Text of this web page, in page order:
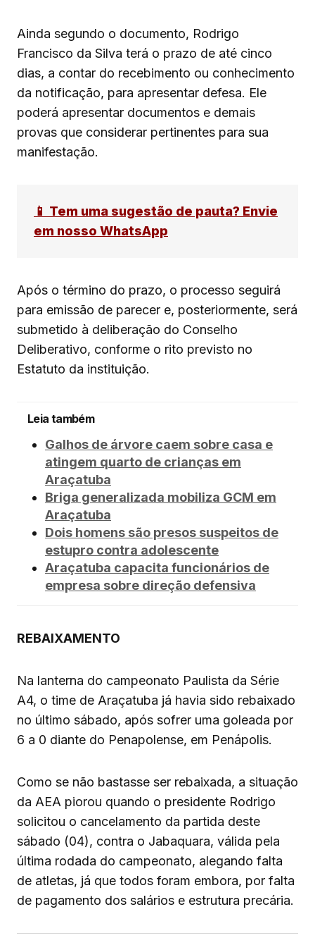
Ainda segundo o documento, Rodrigo
Francisco da Silva terá o prazo de até cinco
dias, a contar do recebimento ou conhecimento
da notificação, para apresentar defesa. Ele
poderá apresentar documentos e demais
provas que considerar pertinentes para sua
manifestação.
📱 Tem uma sugestão de pauta? Envie
em nosso WhatsApp
Após o término do prazo, o processo seguirá
para emissão de parecer e, posteriormente, será
submetido à deliberação do Conselho
Deliberativo, conforme o rito previsto no
Estatuto da instituição.
Leia também
Galhos de árvore caem sobre casa e
atingem quarto de crianças em
Araçatuba
Briga generalizada mobiliza GCM em
Araçatuba
Dois homens são presos suspeitos de
estupro contra adolescente
Araçatuba capacita funcionários de
empresa sobre direção defensiva
REBAIXAMENTO
Na lanterna do campeonato Paulista da Série
A4, o time de Araçatuba já havia sido rebaixado
no último sábado, após sofrer uma goleada por
6 a 0 diante do Penapolense, em Penápolis.
Como se não bastasse ser rebaixada, a situação
da AEA piorou quando o presidente Rodrigo
solicitou o cancelamento da partida deste
sábado (04), contra o Jabaquara, válida pela
última rodada do campeonato, alegando falta
de atletas, já que todos foram embora, por falta
de pagamento dos salários e estrutura precária.